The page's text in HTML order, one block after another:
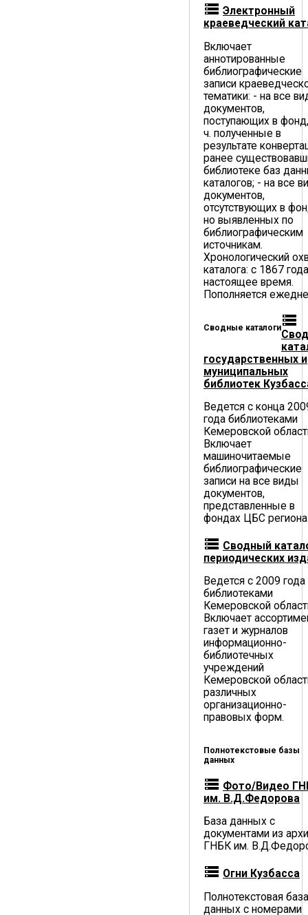
storage Электронный
краеведческий
Включает
аннотированные
библиографические
записи
тематики: - на все
документов,
поступающих в
ч. полученные в
результате
ранее
библиотеке баз
каталогов; - на все
документов,
отсутствующих в
но выявленных по
библиографическим
источникам.
Хронологический
каталога: с 1867
настоящее время.
Пополняется
Сводные каталогиstorage
государственных и
муниципальных
библиотек
Ведется с конца
года библиотеками
Кемеровской
Включает
машиночитаемые
библиографические
записи на все виды
документов,
представленные в
фондах ЦБС
storage Сводный
периодических
Ведется с 2009 года
библиотеками
Кемеровской
Включает
газет и журналов
информационно-
библиотечных
учреждений
Кемеровской
различных
организационно-
правовых форм.
Полнотекстовые базы
данных
storage Фото/Видео
им. В.Д.Федорова
База данных с
документами из
ГНБК им.
storage Огни Кузбасса
Полнотекстовая база
данных с номерами